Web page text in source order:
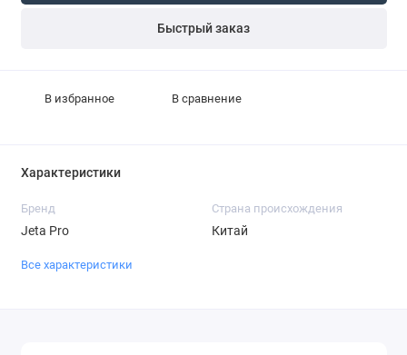
Быстрый заказ
В избранное В сравнение
Характеристики
Бренд
Jeta Pro
Страна происхождения
Китай
Все характеристики